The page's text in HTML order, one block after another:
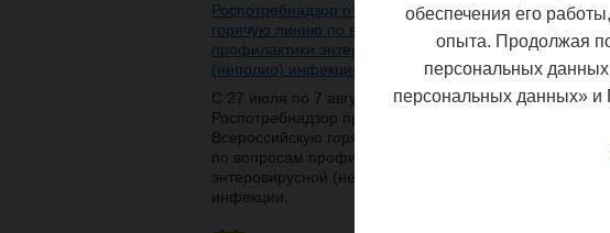
Роспотребнадзор открывает
горячую линию по вопросам
профилактики энтеровирусной
(неполио) инфекции
С 27 июля по 7 августа
Роспотребнадзор проведет
Всероссийскую горячую линию
по вопросам профилактики
энтеровирусной (неполио)
инфекции.
обеспечения его
опыта. Продолжая
персональных
персональных данных» и